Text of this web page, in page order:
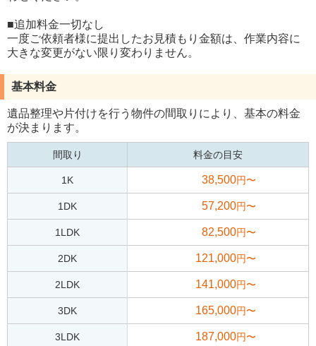
■追加料金一切なし
一度ご依頼者様に提出したお見積もり金額は、作業内容に
大きな変更がない限り変わりません。
基本料金
遺品整理や片付けを行う物件の間取りにより、基本の料金
が決まります。
間取り 料金の目安
1K 38,500円〜
1DK 57,200円〜
1LDK 82,500円〜
2DK 121,000円〜
2LDK 141,000円〜
3DK 165,000円〜
3LDK 187,000円〜